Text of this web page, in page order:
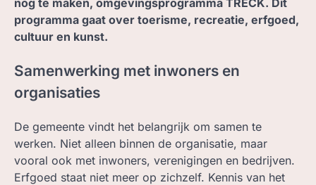
nog te maken, omgevingsprogramma TRECK. Dit
programma gaat over toerisme, recreatie, erfgoed,
cultuur en kunst.
Samenwerking met inwoners en
organisaties
De gemeente vindt het belangrijk om samen te
werken. Niet alleen binnen de organisatie, maar
vooral ook met inwoners, verenigingen en bedrijven.
Erfgoed staat niet meer op zichzelf. Kennis van het